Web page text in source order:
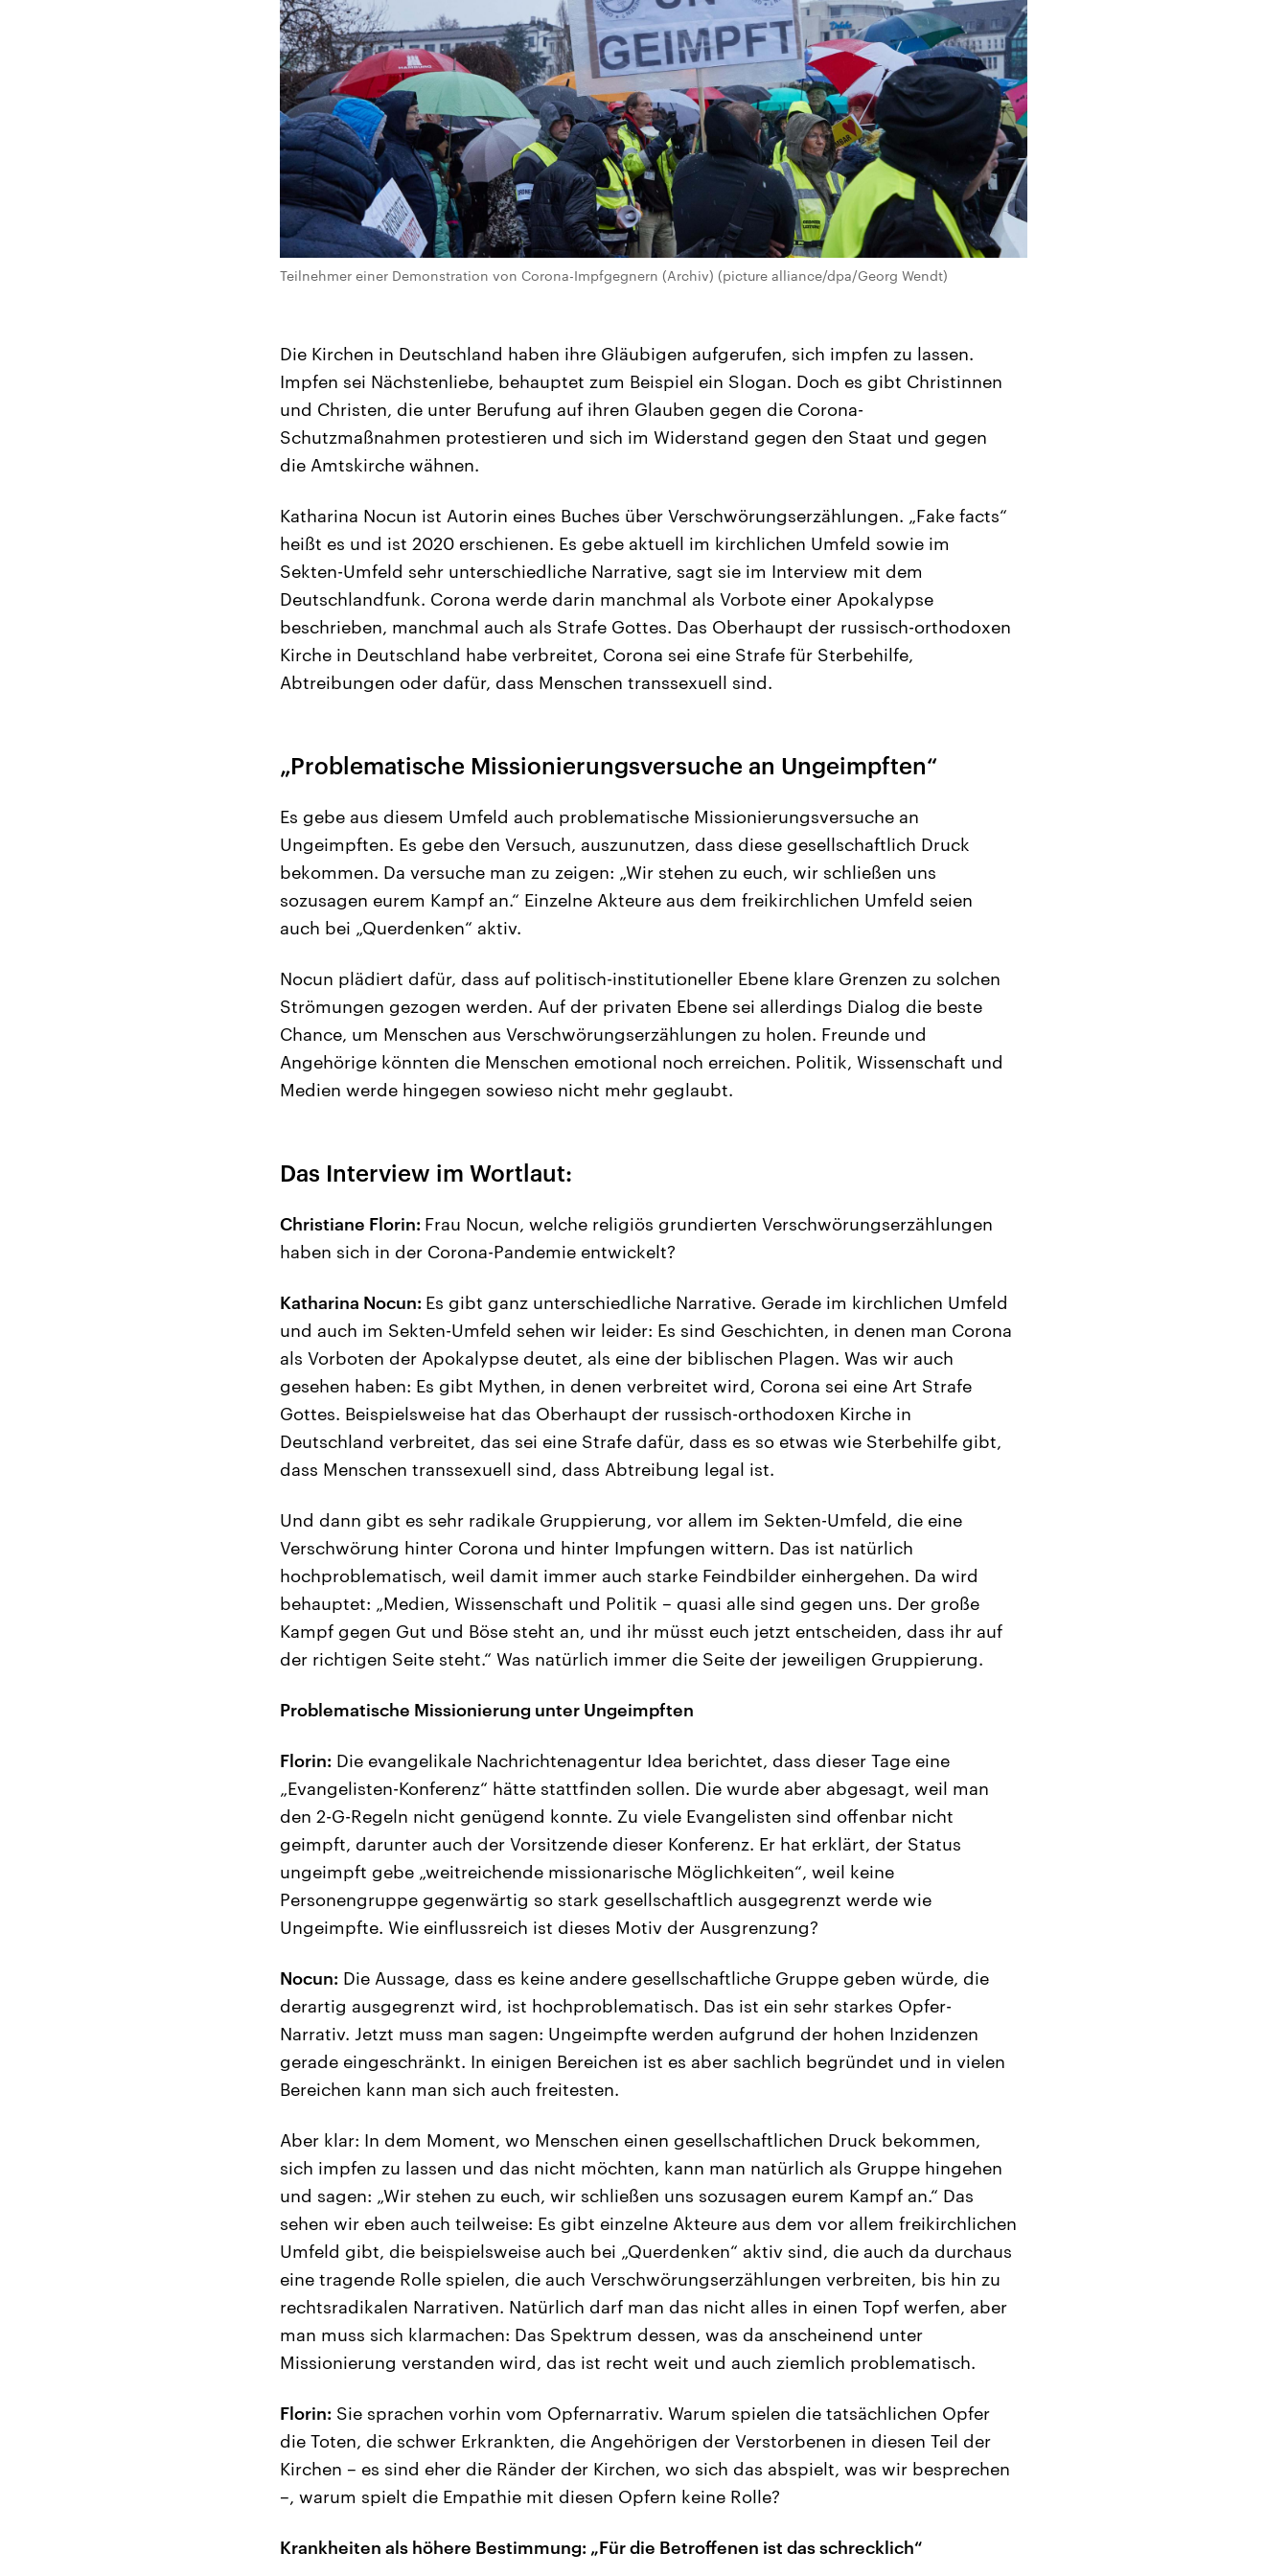
Teilnehmer einer Demonstration von Corona-Impfgegnern (Archiv) (picture alliance/dpa/Georg Wendt)
Die Kirchen in Deutschland haben ihre Gläubigen aufgerufen, sich impfen zu lassen.
Impfen sei Nächstenliebe, behauptet zum Beispiel ein Slogan. Doch es gibt Christinnen
und Christen, die unter Berufung auf ihren Glauben gegen die Corona-
Schutzmaßnahmen protestieren und sich im Widerstand gegen den Staat und gegen
die Amtskirche wähnen.
Katharina Nocun ist Autorin eines Buches über Verschwörungserzählungen. „Fake facts“
heißt es und ist 2020 erschienen. Es gebe aktuell im kirchlichen Umfeld sowie im
Sekten-Umfeld sehr unterschiedliche Narrative, sagt sie im Interview mit dem
Deutschlandfunk. Corona werde darin manchmal als Vorbote einer Apokalypse
beschrieben, manchmal auch als Strafe Gottes. Das Oberhaupt der russisch-orthodoxen
Kirche in Deutschland habe verbreitet, Corona sei eine Strafe für Sterbehilfe,
Abtreibungen oder dafür, dass Menschen transsexuell sind.
„Problematische Missionierungsversuche an Ungeimpften“
Es gebe aus diesem Umfeld auch problematische Missionierungsversuche an
Ungeimpften. Es gebe den Versuch, auszunutzen, dass diese gesellschaftlich Druck
bekommen. Da versuche man zu zeigen: „Wir stehen zu euch, wir schließen uns
sozusagen eurem Kampf an.“ Einzelne Akteure aus dem freikirchlichen Umfeld seien
auch bei „Querdenken“ aktiv.
Nocun plädiert dafür, dass auf politisch-institutioneller Ebene klare Grenzen zu solchen
Strömungen gezogen werden. Auf der privaten Ebene sei allerdings Dialog die beste
Chance, um Menschen aus Verschwörungserzählungen zu holen. Freunde und
Angehörige könnten die Menschen emotional noch erreichen. Politik, Wissenschaft und
Medien werde hingegen sowieso nicht mehr geglaubt.
Das Interview im Wortlaut:
Christiane Florin: Frau Nocun, welche religiös grundierten Verschwörungserzählungen
haben sich in der Corona-Pandemie entwickelt?
Katharina Nocun: Es gibt ganz unterschiedliche Narrative. Gerade im kirchlichen Umfeld
und auch im Sekten-Umfeld sehen wir leider: Es sind Geschichten, in denen man Corona
als Vorboten der Apokalypse deutet, als eine der biblischen Plagen. Was wir auch
gesehen haben: Es gibt Mythen, in denen verbreitet wird, Corona sei eine Art Strafe
Gottes. Beispielsweise hat das Oberhaupt der russisch-orthodoxen Kirche in
Deutschland verbreitet, das sei eine Strafe dafür, dass es so etwas wie Sterbehilfe gibt,
dass Menschen transsexuell sind, dass Abtreibung legal ist.
Und dann gibt es sehr radikale Gruppierung, vor allem im Sekten-Umfeld, die eine
Verschwörung hinter Corona und hinter Impfungen wittern. Das ist natürlich
hochproblematisch, weil damit immer auch starke Feindbilder einhergehen. Da wird
behauptet: „Medien, Wissenschaft und Politik – quasi alle sind gegen uns. Der große
Kampf gegen Gut und Böse steht an, und ihr müsst euch jetzt entscheiden, dass ihr auf
der richtigen Seite steht.“ Was natürlich immer die Seite der jeweiligen Gruppierung.
Problematische Missionierung unter Ungeimpften
Florin: Die evangelikale Nachrichtenagentur Idea berichtet, dass dieser Tage eine
„Evangelisten-Konferenz“ hätte stattfinden sollen. Die wurde aber abgesagt, weil man
den 2-G-Regeln nicht genügend konnte. Zu viele Evangelisten sind offenbar nicht
geimpft, darunter auch der Vorsitzende dieser Konferenz. Er hat erklärt, der Status
ungeimpft gebe „weitreichende missionarische Möglichkeiten“, weil keine
Personengruppe gegenwärtig so stark gesellschaftlich ausgegrenzt werde wie
Ungeimpfte. Wie einflussreich ist dieses Motiv der Ausgrenzung?
Nocun: Die Aussage, dass es keine andere gesellschaftliche Gruppe geben würde, die
derartig ausgegrenzt wird, ist hochproblematisch. Das ist ein sehr starkes Opfer-
Narrativ. Jetzt muss man sagen: Ungeimpfte werden aufgrund der hohen Inzidenzen
gerade eingeschränkt. In einigen Bereichen ist es aber sachlich begründet und in vielen
Bereichen kann man sich auch freitesten.
Aber klar: In dem Moment, wo Menschen einen gesellschaftlichen Druck bekommen,
sich impfen zu lassen und das nicht möchten, kann man natürlich als Gruppe hingehen
und sagen: „Wir stehen zu euch, wir schließen uns sozusagen eurem Kampf an.“ Das
sehen wir eben auch teilweise: Es gibt einzelne Akteure aus dem vor allem freikirchlichen
Umfeld gibt, die beispielsweise auch bei „Querdenken“ aktiv sind, die auch da durchaus
eine tragende Rolle spielen, die auch Verschwörungserzählungen verbreiten, bis hin zu
rechtsradikalen Narrativen. Natürlich darf man das nicht alles in einen Topf werfen, aber
man muss sich klarmachen: Das Spektrum dessen, was da anscheinend unter
Missionierung verstanden wird, das ist recht weit und auch ziemlich problematisch.
Florin: Sie sprachen vorhin vom Opfernarrativ. Warum spielen die tatsächlichen Opfer
die Toten, die schwer Erkrankten, die Angehörigen der Verstorbenen in diesen Teil der
Kirchen – es sind eher die Ränder der Kirchen, wo sich das abspielt, was wir besprechen
–, warum spielt die Empathie mit diesen Opfern keine Rolle?
Krankheiten als höhere Bestimmung: „Für die Betroffenen ist das schrecklich“